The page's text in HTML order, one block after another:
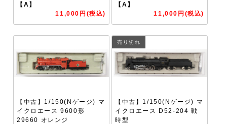
【A】
11,000円(税込)
【A】
11,000円(税込)
【中古】1/150(Nゲージ) マ
イクロエース 9600形
29660 オレンジ
売り切れ
【中古】1/150(Nゲージ) マ
イクロエース D52-204 戦
時型